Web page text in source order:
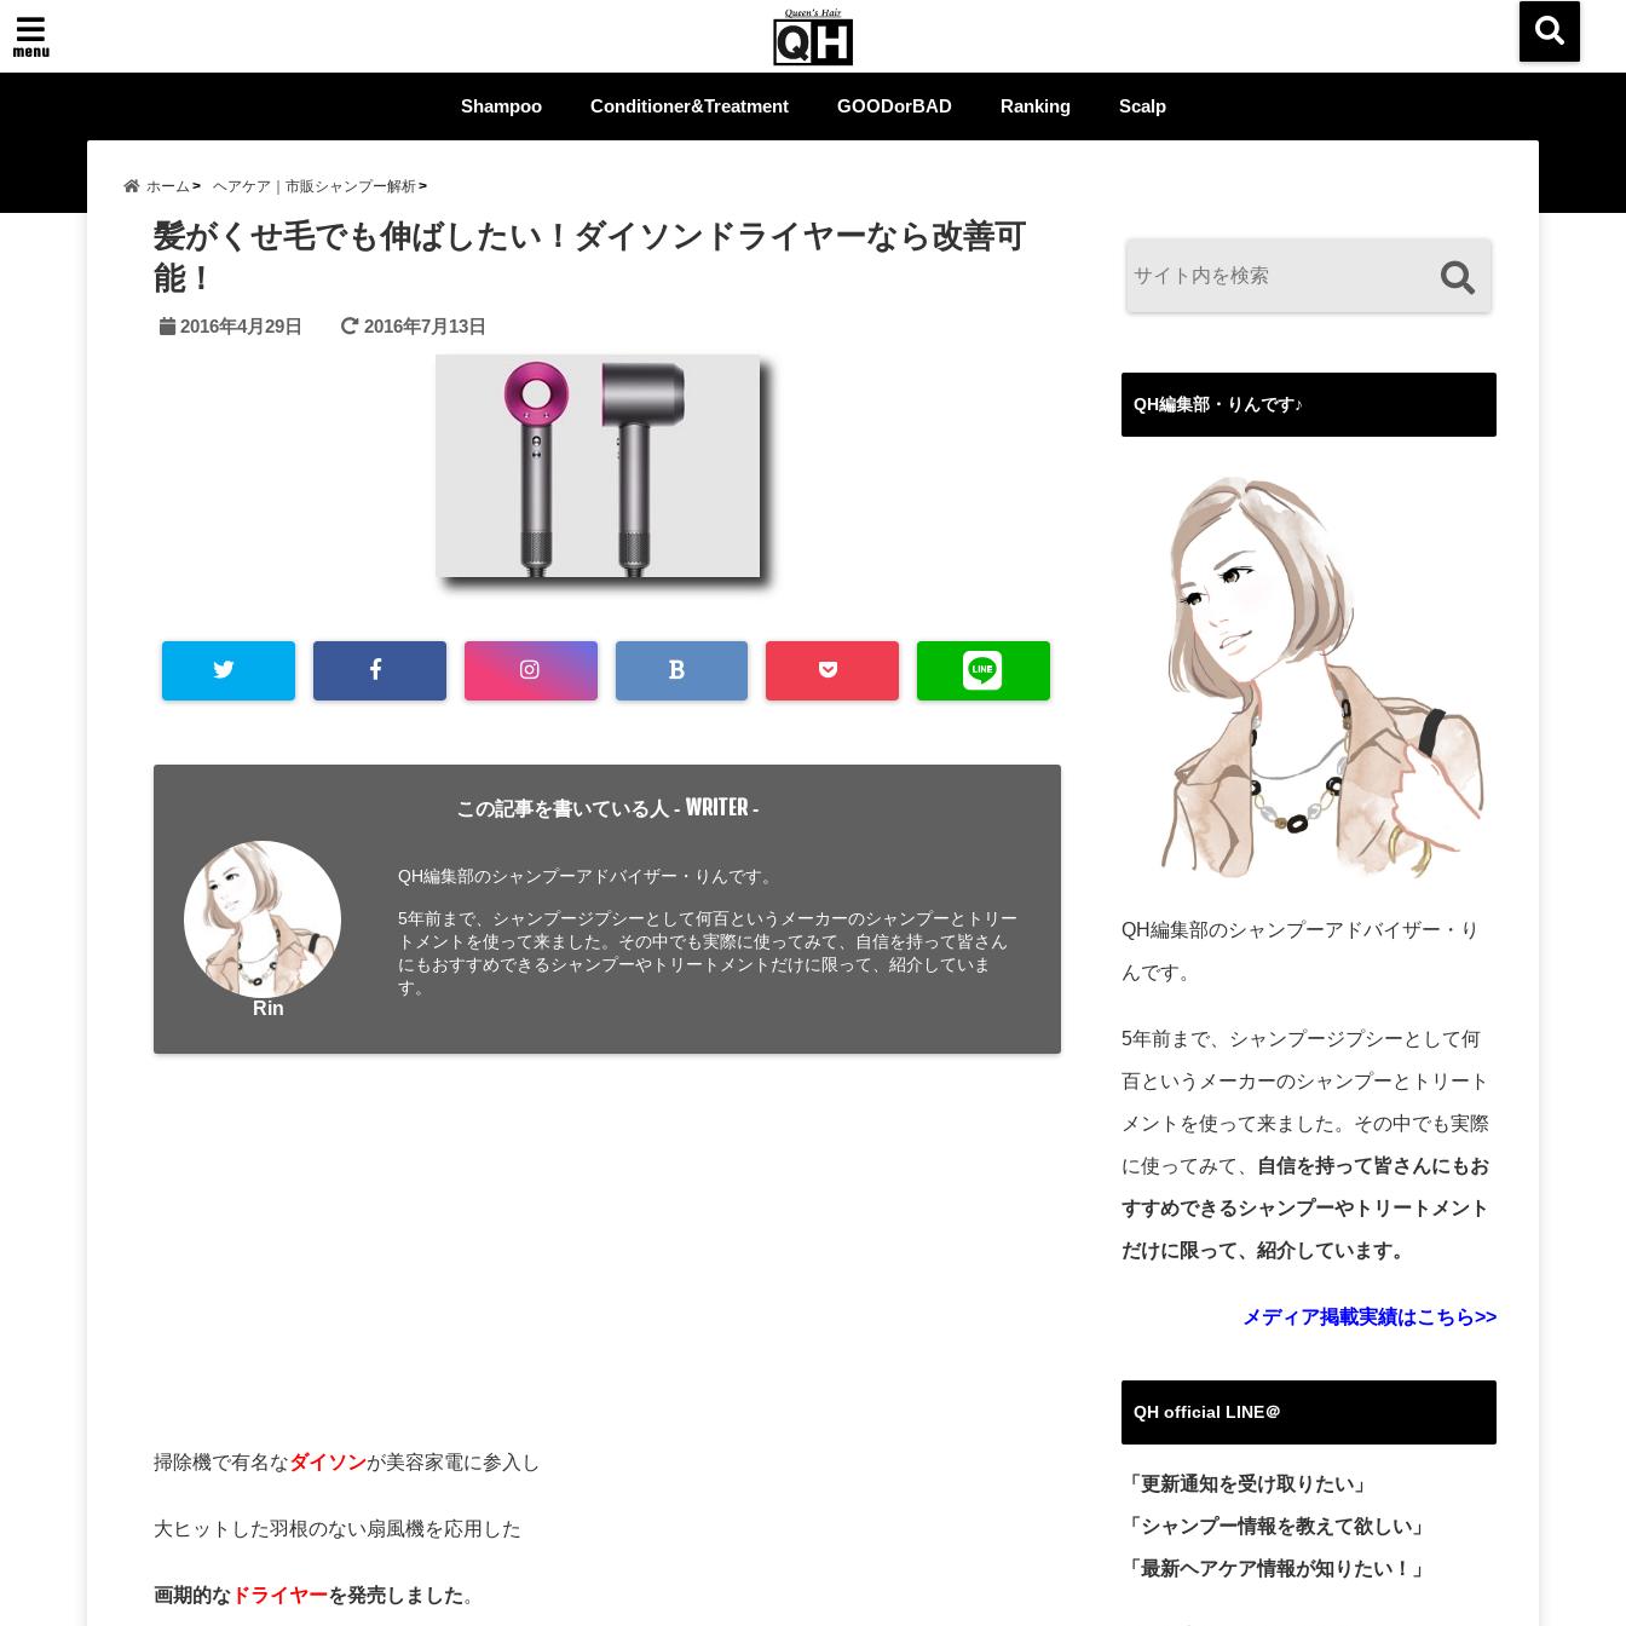
menu
Shampoo Conditioner&Treatment GOODorBAD Ranking Scalp
ホーム ヘアケア｜市販シャンプー解析
髪がくせ毛でも伸ばしたい！ダイソンドライヤーなら改善可
能！
2016年4月29日 2016年7月13日
この記事を書いている人 - WRITER -
Rin
QH編集部のシャンプーアドバイザー・りんです。
5年前まで、シャンプージプシーとして何百というメーカーのシャンプーとトリー
トメントを使って来ました。その中でも実際に使ってみて、自信を持って皆さん
にもおすすめできるシャンプーやトリートメントだけに限って、紹介していま
す。
掃除機で有名なダイソンが美容家電に参入し
大ヒットした羽根のない扇風機を応用した
画期的な ドライヤーを発売しました。
QH編集部・りんです♪
QH編集部のシャンプーアドバイザー・り
んです。
5年前まで、シャンプージプシーとして何
百というメーカーのシャンプーとトリート
メントを使って来ました。その中でも実際
に使ってみて、 自信を持って皆さんにもお
すすめできるシャンプーやトリートメント
だけに限って、紹介しています。
メディア掲載実績はこちら>>
QH official LINE＠
「更新通知を受け取りたい」
「シャンプー情報を教えて欲しい」
「最新ヘアケア情報が知りたい！」